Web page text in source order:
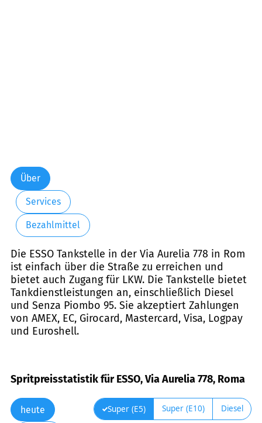
Über
Services
Bezahlmittel
Die ESSO Tankstelle in der Via Aurelia 778 in Rom
ist einfach über die Straße zu erreichen und
bietet auch Zugang für LKW. Die Tankstelle bietet
Tankdienstleistungen an, einschließlich Diesel
und Senza Piombo 95. Sie akzeptiert Zahlungen
von AMEX, EC, Girocard, Mastercard, Visa, Logpay
und Euroshell.
Spritpreisstatistik für ESSO, Via Aurelia 778, Roma
heute Super (E5) Super (E10) Diesel